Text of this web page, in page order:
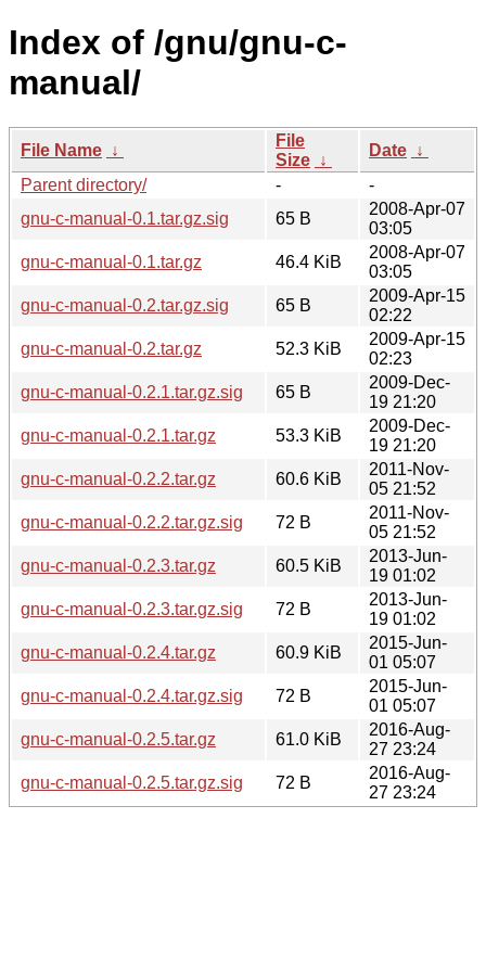
Index of /gnu/gnu-c-
manual/
File Name ↓
File
Size ↓
Date ↓
Parent directory/
-
-
gnu-c-manual-0.1.tar.gz.sig
65 B
2008-Apr-07
03:05
gnu-c-manual-0.1.tar.gz
46.4 KiB
2008-Apr-07
03:05
gnu-c-manual-0.2.tar.gz.sig
65 B
2009-Apr-15
02:22
gnu-c-manual-0.2.tar.gz
52.3 KiB
2009-Apr-15
02:23
gnu-c-manual-0.2.1.tar.gz.sig
65 B
2009-Dec-
19 21:20
gnu-c-manual-0.2.1.tar.gz
53.3 KiB
2009-Dec-
19 21:20
gnu-c-manual-0.2.2.tar.gz
60.6 KiB
2011-Nov-
05 21:52
gnu-c-manual-0.2.2.tar.gz.sig
72 B
2011-Nov-
05 21:52
gnu-c-manual-0.2.3.tar.gz
60.5 KiB
2013-Jun-
19 01:02
gnu-c-manual-0.2.3.tar.gz.sig
72 B
2013-Jun-
19 01:02
gnu-c-manual-0.2.4.tar.gz
60.9 KiB
2015-Jun-
01 05:07
gnu-c-manual-0.2.4.tar.gz.sig
72 B
2015-Jun-
01 05:07
gnu-c-manual-0.2.5.tar.gz
61.0 KiB
2016-Aug-
27 23:24
gnu-c-manual-0.2.5.tar.gz.sig
72 B
2016-Aug-
27 23:24